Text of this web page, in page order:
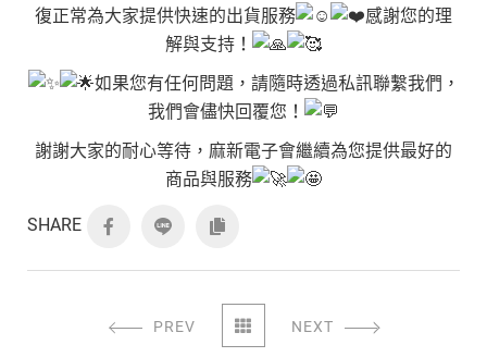
復正常為大家提供快速的出貨服務
感謝您的理
解與支持！
如果您有任何問題，請隨時透過私訊聯繫我們，
我們會儘快回覆您！
謝謝大家的耐心等待，麻新電子會繼續為您提供最好的
商品與服務
SHARE
PREV NEXT